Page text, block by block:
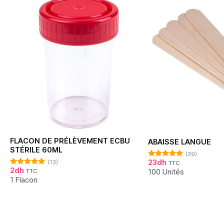
FLACON DE PRÉLÈVEMENT ECBU
STÉRILE 60ML
Note4.92
sur 5
(13)
2dh TTC
1 Flacon
ABAISSE LANGUE
Note4.79
sur 5
(39)
23dh TTC
100 Unités